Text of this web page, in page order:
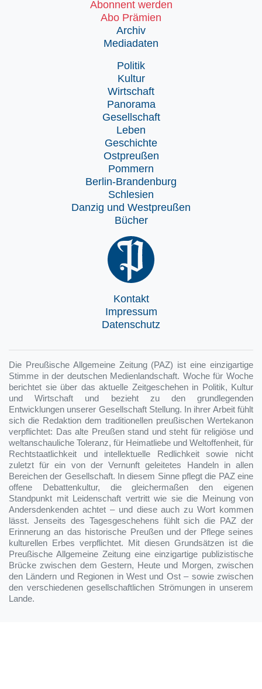
Abonnent werden
Abo Prämien
Archiv
Mediadaten
Politik
Kultur
Wirtschaft
Panorama
Gesellschaft
Leben
Geschichte
Ostpreußen
Pommern
Berlin-Brandenburg
Schlesien
Danzig und Westpreußen
Bücher
Kontakt
Impressum
Datenschutz
Die Preußische Allgemeine Zeitung (PAZ) ist eine einzigartige
Stimme in der deutschen Medienlandschaft. Woche für Woche
berichtet sie über das aktuelle Zeitgeschehen in Politik, Kultur
und Wirtschaft und bezieht zu den grundlegenden
Entwicklungen unserer Gesellschaft Stellung. In ihrer Arbeit fühlt
sich die Redaktion dem traditionellen preußischen Wertekanon
verpflichtet: Das alte Preußen stand und steht für religiöse und
weltanschauliche Toleranz, für Heimatliebe und Weltoffenheit, für
Rechtstaatlichkeit und intellektuelle Redlichkeit sowie nicht
zuletzt für ein von der Vernunft geleitetes Handeln in allen
Bereichen der Gesellschaft. In diesem Sinne pflegt die PAZ eine
offene Debattenkultur, die gleichermaßen den eigenen
Standpunkt mit Leidenschaft vertritt wie sie die Meinung von
Andersdenkenden achtet – und diese auch zu Wort kommen
lässt. Jenseits des Tagesgeschehens fühlt sich die PAZ der
Erinnerung an das historische Preußen und der Pflege seines
kulturellen Erbes verpflichtet. Mit diesen Grundsätzen ist die
Preußische Allgemeine Zeitung eine einzigartige publizistische
Brücke zwischen dem Gestern, Heute und Morgen, zwischen
den Ländern und Regionen in West und Ost – sowie zwischen
den verschiedenen gesellschaftlichen Strömungen in unserem
Lande.